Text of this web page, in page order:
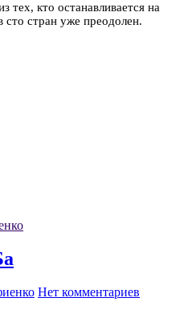
тех, кто останавливается на
стран уже преодолен.
Нет комментариев